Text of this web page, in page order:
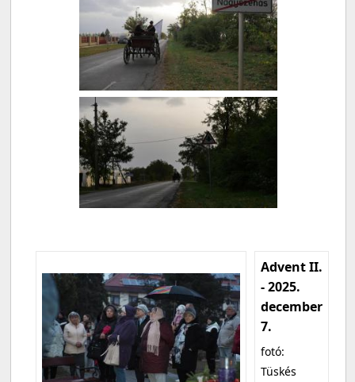
Advent II.
- 2025.
december
7.
fotó:
Tüskés